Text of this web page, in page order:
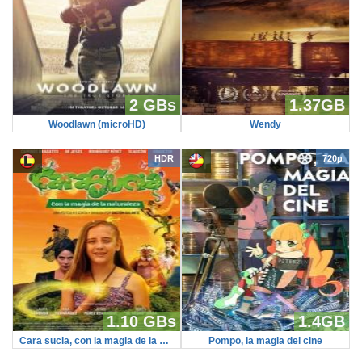
2 GBs
Woodlawn (microHD)
1.37GB
Wendy
HDR
1.10 GBs
Cara sucia, con la magia de la naturaleza (HDR)
720p
1.4GB
Pompo, la magia del cine